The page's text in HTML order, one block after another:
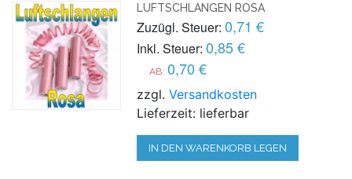
LUFTSCHLANGEN ROSA
Zuzügl. Steuer: 0,71 €
Inkl. Steuer: 0,85 €
AB: 0,70 €
zzgl.Versandkosten
Lieferzeit: lieferbar
IN DEN WARENKORB LEGEN